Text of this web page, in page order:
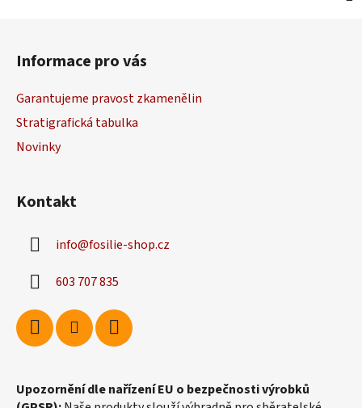
Informace pro vás
Garantujeme pravost zkamenělin
Stratigrafická tabulka
Novinky
Kontakt
info@fosilie-shop.cz
603 707 835
Upozornění dle nařízení EU o bezpečnosti výrobků